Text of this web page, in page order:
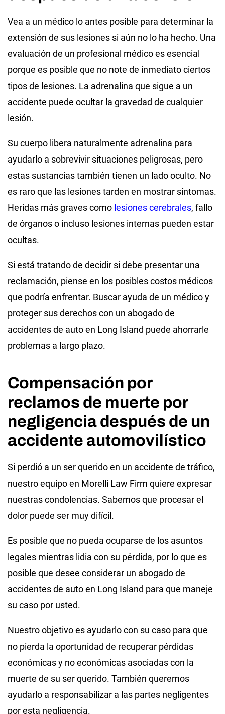
Vea a un médico lo antes posible para determinar la
extensión de sus lesiones si aún no lo ha hecho. Una
evaluación de un profesional médico es esencial
porque es posible que no note de inmediato ciertos
tipos de lesiones. La adrenalina que sigue a un
accidente puede ocultar la gravedad de cualquier
lesión.
Su cuerpo libera naturalmente adrenalina para
ayudarlo a sobrevivir situaciones peligrosas, pero
estas sustancias también tienen un lado oculto. No
es raro que las lesiones tarden en mostrar síntomas.
Heridas más graves como lesiones cerebrales, fallo
de órganos o incluso lesiones internas pueden estar
ocultas.
Si está tratando de decidir si debe presentar una
reclamación, piense en los posibles costos médicos
que podría enfrentar. Buscar ayuda de un médico y
proteger sus derechos con un abogado de
accidentes de auto en Long Island puede ahorrarle
problemas a largo plazo.
Compensación por
reclamos de muerte por
negligencia después de un
accidente automovilístico
Si perdió a un ser querido en un accidente de tráfico,
nuestro equipo en Morelli Law Firm quiere expresar
nuestras condolencias. Sabemos que procesar el
dolor puede ser muy difícil.
Es posible que no pueda ocuparse de los asuntos
legales mientras lidia con su pérdida, por lo que es
posible que desee considerar un abogado de
accidentes de auto en Long Island para que maneje
su caso por usted.
Nuestro objetivo es ayudarlo con su caso para que
no pierda la oportunidad de recuperar pérdidas
económicas y no económicas asociadas con la
muerte de su ser querido. También queremos
ayudarlo a responsabilizar a las partes negligentes
por esta negligencia.